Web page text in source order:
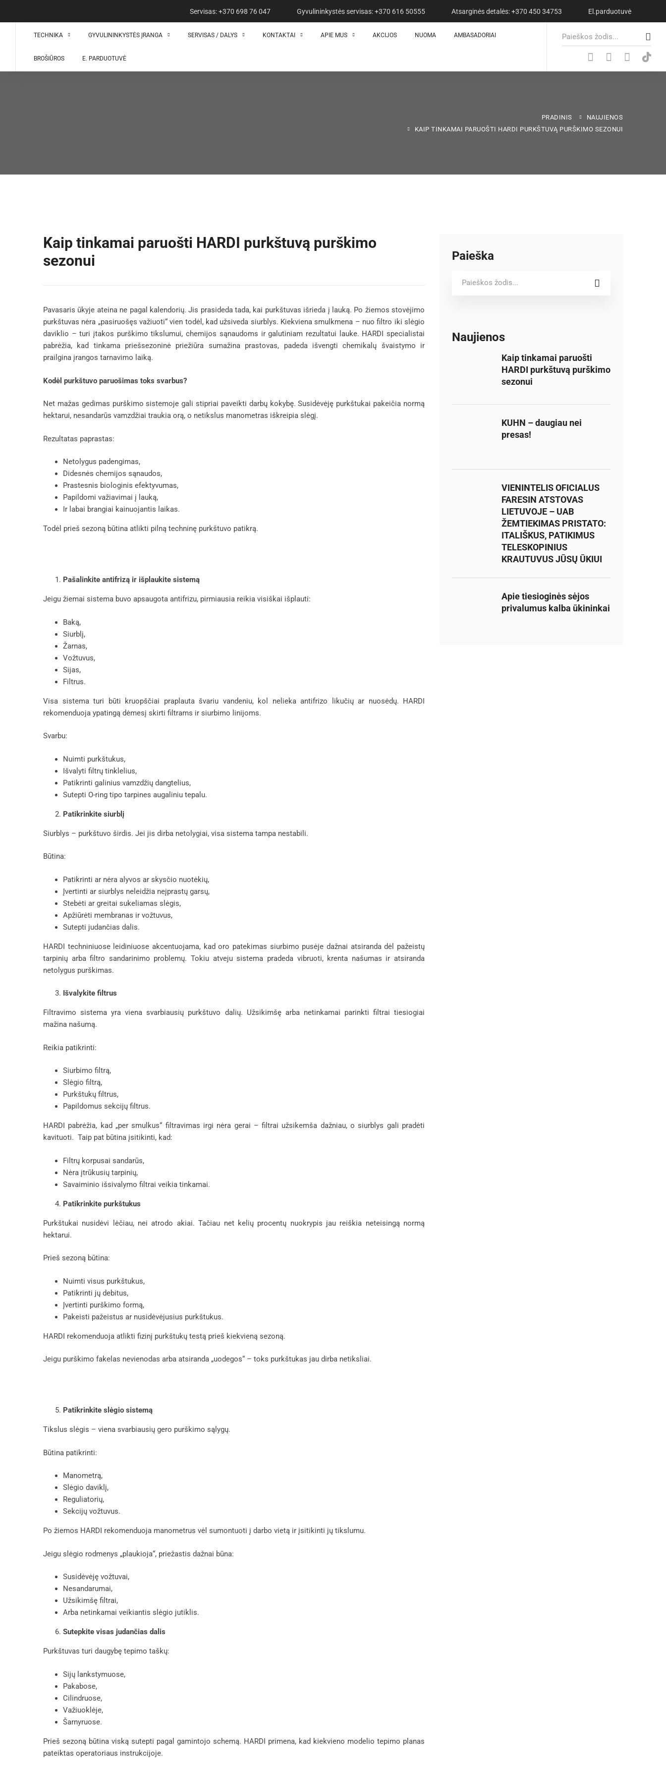
Servisas: +370 698 76 047 Gyvulininkystės servisas: +370 616 50555 Atsarginės detalės: +370 450 34753 El.parduotuvė
TECHNIKA GYVULININKYSTĖS ĮRANGA SERVISAS / DALYS KONTAKTAI APIE MUS AKCIJOS NUOMA AMBASADORIAI
BROŠIŪROS E. PARDUOTUVĖ
S
e
o
r
PRADINIS
NAUJIENOS
KAIP TINKAMAI PARUOŠTI HARDI PURKŠTUVĄ PURŠKIMO SEZONUI
Kaip tinkamai paruošti HARDI purkštuvą purškimo
sezonui
Pavasaris ūkyje ateina ne pagal kalendorių. Jis prasideda tada, kai purkštuvas išrieda į lauką. Po žiemos stovėjimo
purkštuvas nėra „pasiruošęs važiuoti“ vien todėl, kad užsiveda siurblys. Kiekviena smulkmena – nuo filtro iki slėgio
daviklio – turi įtakos purškimo tikslumui, chemijos sąnaudoms ir galutiniam rezultatui lauke. HARDI specialistai
pabrėžia, kad tinkama priešsezoninė priežiūra sumažina prastovas, padeda išvengti chemikalų švaistymo ir
prailgina įrangos tarnavimo laiką.
Kodėl purkštuvo paruošimas toks svarbus?
Net mažas gedimas purškimo sistemoje gali stipriai paveikti darbų kokybę. Susidėvėję purkštukai pakeičia normą
hektarui, nesandarūs vamzdžiai traukia orą, o netikslus manometras iškreipia slėgį.
Rezultatas paprastas:
Netolygus padengimas,
Didesnės chemijos sąnaudos,
Prastesnis biologinis efektyvumas,
Papildomi važiavimai į lauką,
Ir labai brangiai kainuojantis laikas.
Todėl prieš sezoną būtina atlikti pilną techninę purkštuvo patikrą.
Pašalinkite antifrizą ir išplaukite sistemą
Jeigu žiemai sistema buvo apsaugota antifrizu, pirmiausia reikia visiškai išplauti:
Baką,
Siurblį,
Žarnas,
Vožtuvus,
Sijas,
Filtrus.
Visa sistema turi būti kruopščiai praplauta švariu vandeniu, kol nelieka antifrizo likučių ar nuosėdų. HARDI
rekomenduoja ypatingą dėmesį skirti filtrams ir siurbimo linijoms.
Svarbu:
Nuimti purkštukus,
Išvalyti filtrų tinklelius,
Patikrinti galinius vamzdžių dangtelius,
Sutepti O-ring tipo tarpines augaliniu tepalu.
Patikrinkite siurblį
Siurblys – purkštuvo širdis. Jei jis dirba netolygiai, visa sistema tampa nestabili.
Būtina:
Patikrinti ar nėra alyvos ar skysčio nuotėkių,
Įvertinti ar siurblys neleidžia neįprastų garsų,
Stebėti ar greitai sukeliamas slėgis,
Apžiūrėti membranas ir vožtuvus,
Sutepti judančias dalis.
HARDI techniniuose leidiniuose akcentuojama, kad oro patekimas siurbimo pusėje dažnai atsiranda dėl pažeistų
tarpinių arba filtro sandarinimo problemų. Tokiu atveju sistema pradeda vibruoti, krenta našumas ir atsiranda
netolygus purškimas.
Išvalykite filtrus
Filtravimo sistema yra viena svarbiausių purkštuvo dalių. Užsikimšę arba netinkamai parinkti filtrai tiesiogiai
mažina našumą.
Reikia patikrinti:
Siurbimo filtrą,
Slėgio filtrą,
Purkštukų filtrus,
Papildomus sekcijų filtrus.
HARDI pabrėžia, kad „per smulkus“ filtravimas irgi nėra gerai – filtrai užsikemša dažniau, o siurblys gali pradėti
kavituoti. Taip pat būtina įsitikinti, kad:
Filtrų korpusai sandarūs,
Nėra įtrūkusių tarpinių,
Savaiminio išsivalymo filtrai veikia tinkamai.
Patikrinkite purkštukus
Purkštukai nusidėvi lėčiau, nei atrodo akiai. Tačiau net kelių procentų nuokrypis jau reiškia neteisingą normą
hektarui.
Prieš sezoną būtina:
Nuimti visus purkštukus,
Patikrinti jų debitus,
Įvertinti purškimo formą,
Pakeisti pažeistus ar nusidėvėjusius purkštukus.
HARDI rekomenduoja atlikti fizinį purkštukų testą prieš kiekvieną sezoną.
Jeigu purškimo fakelas nevienodas arba atsiranda „uodegos“ – toks purkštukas jau dirba netiksliai.
Patikrinkite slėgio sistemą
Tikslus slėgis – viena svarbiausių gero purškimo sąlygų.
Būtina patikrinti:
Manometrą,
Slėgio daviklį,
Reguliatorių,
Sekcijų vožtuvus.
Po žiemos HARDI rekomenduoja manometrus vėl sumontuoti į darbo vietą ir įsitikinti jų tikslumu.
Jeigu slėgio rodmenys „plaukioja“, priežastis dažnai būna:
Susidėvėję vožtuvai,
Nesandarumai,
Užsikimšę filtrai,
Arba netinkamai veikiantis slėgio jutiklis.
Sutepkite visas judančias dalis
Purkštuvas turi daugybę tepimo taškų:
Sijų lankstymuose,
Pakabose,
Cilindruose,
Važiuoklėje,
Šarnyruose.
Prieš sezoną būtina viską sutepti pagal gamintojo schemą. HARDI primena, kad kiekvieno modelio tepimo planas
pateiktas operatoriaus instrukcijoje.
Paieška
h
Naujienos
Kaip tinkamai paruošti
HARDI purkštuvą purškimo
sezonui
KUHN – daugiau nei
presas!
VIENINTELIS OFICIALUS
FARESIN ATSTOVAS
LIETUVOJE – UAB
ŽEMTIEKIMAS PRISTATO:
ITALIŠKUS, PATIKIMUS
TELESKOPINIUS
KRAUTUVUS JŪSŲ ŪKIUI
Apie tiesioginės sėjos
privalumus kalba ūkininkai